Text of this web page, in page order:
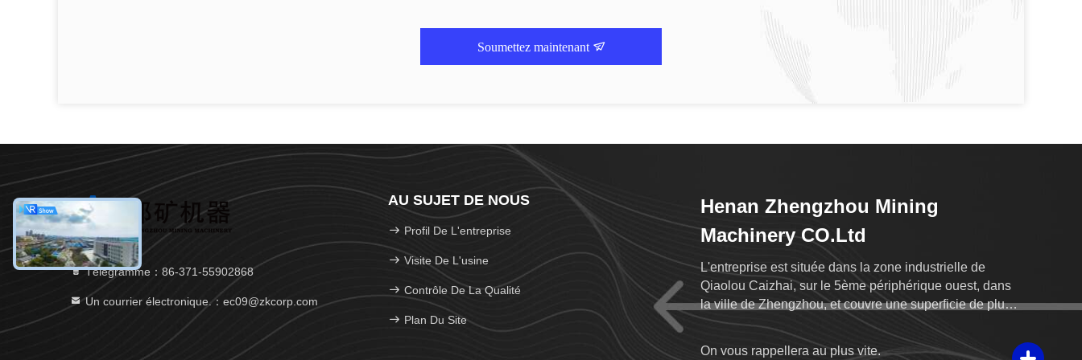
Soumettez maintenant
Télégramme：86-371-55902868
Un courrier électronique.：ec09@zkcorp.com
AU SUJET DE NOUS
Profil De L'entreprise
Visite De L'usine
Contrôle De La Qualité
Plan Du Site
Henan Zhengzhou Mining
Machinery CO.Ltd
L'entreprise est située dans la zone industrielle de
Qiaolou Caizhai, sur le 5ème périphérique ouest, dans
la ville de Zhengzhou, et couvre une superficie de plus
de 80 000 m2.
On vous rappellera au plus vite.